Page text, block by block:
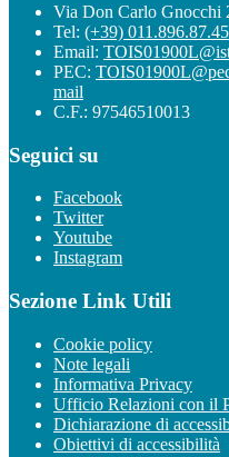
Via Don Carlo Gnocchi
Tel: (+39) 011.896.87.45
Email:
PEC:
mail
C.F.: 97546510013
Seguici su
Facebook
Twitter
Youtube
Instagram
Sezione Link Utili
Cookie policy
Note legali
Informativa Privacy
Ufficio Relazioni con il
Dichiarazione di
Obiettivi di accessibilità